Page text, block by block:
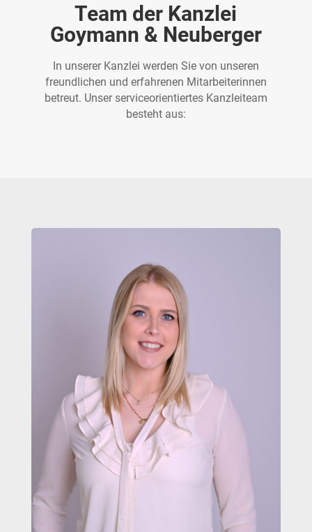
Team der Kanzlei
Goymann & Neuberger
In unserer Kanzlei werden Sie von unseren
freundlichen und erfahrenen Mitarbeiterinnen
betreut. Unser serviceorientiertes Kanzleiteam
besteht aus: